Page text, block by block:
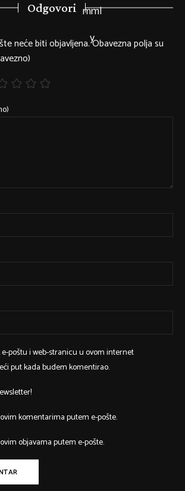
Odgovori
neće biti objavljena.Obavezna polja su
poštu i web-stranicu u ovom internet
put kada budem komentirao.
komentarima putem e-pošte.
objavama putem e-pošte.